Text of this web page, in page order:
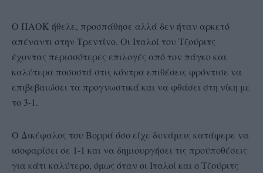
Ο ΠΑΟΚ ήθελε, προσπάθησε αλλά δεν ήταν αρκετό
απέναντι στην Τρεντίνο. Οι Ιταλοί του Τζούριτς
έχοντας περισσότερες επιλογές από τον πάγκο και
καλύτερα ποσοστά στις κόντρα επιθέσεις φρόντισε να
επιβεβαιώσει τα προγνωστικά και να φθάσει στη νίκη με
το 3-1.
Ο Δικέφαλος του Βορρά όσο είχε δυνάμεις κατάφερε να
ισοφαρίσει σε 1-1 και να δημιουργήσει τις προϋποθέσεις
για κάτι καλύτερο, όμως όταν οι Ιταλοί και ο Τζούριτς